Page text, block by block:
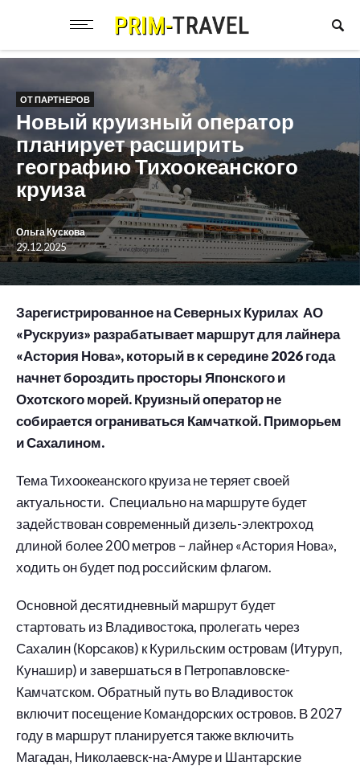
ОТ ПАРТНЕРОВ
Новый круизный оператор
планирует расширить
географию Тихоокеанского
круиза
Ольга Кускова
29.12.2025
Зарегистрированное на Северных Курилах АО
«Рускруиз» разрабатывает маршрут для лайнера
«Астория Нова», который в к середине 2026 года
начнет бороздить просторы Японского и
Охотского морей. Круизный оператор не
собирается ограниваться Камчаткой. Приморьем
и Сахалином.
Тема Тихоокеанского круиза не теряет своей
актуальности. Специально на маршруте будет
задействован современный дизель-электроход
длиной более 200 метров – лайнер «Астория Нова»,
ходить он будет под российским флагом.
Основной десятидневный маршрут будет
стартовать из Владивостока, пролегать через
Сахалин (Корсаков) к Курильским островам (Итуруп,
Кунашир) и завершаться в Петропавловске-
Камчатском. Обратный путь во Владивосток
включит посещение Командорских островов. В 2027
году в маршрут планируется также включить
Магадан, Николаевск-на-Амуре и Шантарские